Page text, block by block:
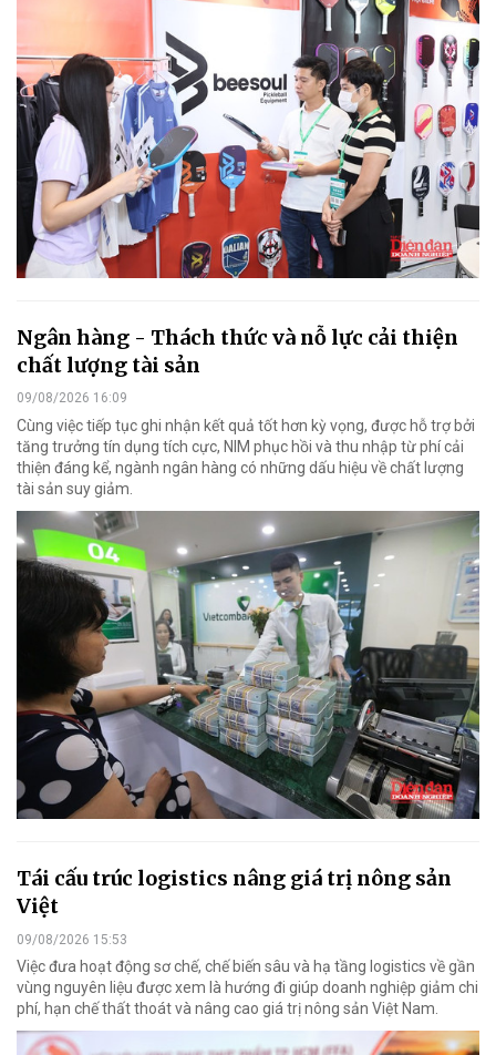
Ngân hàng - Thách thức và nỗ lực cải thiện
chất lượng tài sản
09/08/2026 16:09
Cùng việc tiếp tục ghi nhận kết quả tốt hơn kỳ vọng, được hỗ trợ bởi
tăng trưởng tín dụng tích cực, NIM phục hồi và thu nhập từ phí cải
thiện đáng kể, ngành ngân hàng có những dấu hiệu về chất lượng
tài sản suy giảm.
Tái cấu trúc logistics nâng giá trị nông sản
Việt
09/08/2026 15:53
Việc đưa hoạt động sơ chế, chế biến sâu và hạ tầng logistics về gần
vùng nguyên liệu được xem là hướng đi giúp doanh nghiệp giảm chi
phí, hạn chế thất thoát và nâng cao giá trị nông sản Việt Nam.